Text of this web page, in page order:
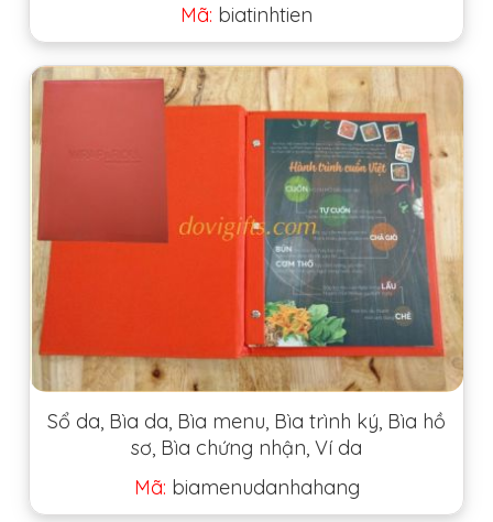
Mã: biatinhtien
Sổ da, Bìa da, Bìa menu, Bìa trình ký, Bìa hồ
sơ, Bìa chứng nhận, Ví da
Mã: biamenudanhahang